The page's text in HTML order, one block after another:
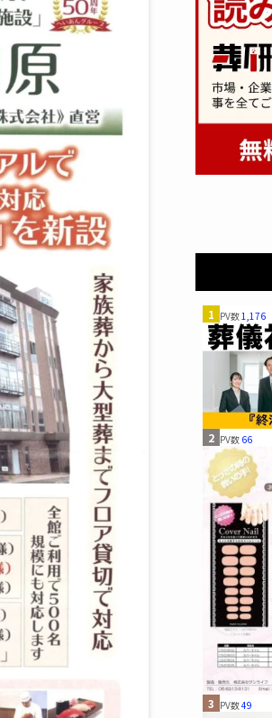
1 PV数1,176
2 PV数 66
3 PV数49